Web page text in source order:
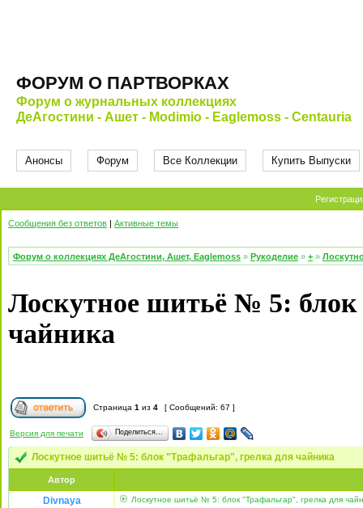
ФОРУМ О ПАРТВОРКАХ
Форум о журнальных коллекциях
ДеАгостини - Ашет - Modimio - Eaglemoss - Centauria
Анонсы Форум Все Коллекции Купить Выпуски
Сообщения без ответов | Активные темы
Форум о коллекциях ДеАгостини, Ашет, Eaglemoss » Рукоделие » + »
Лоскутное шитьё № 5:
чайника
Страница 1 из 4 [ Сообщений: 67 ]
Версия для печати Поделиться…
Лоскутное шитьё № 5: блок "Трафальгар", грелка для чайника
Автор
Divnaya Лоскутное шитьё № 5: блок "Трафальгар", грелка для